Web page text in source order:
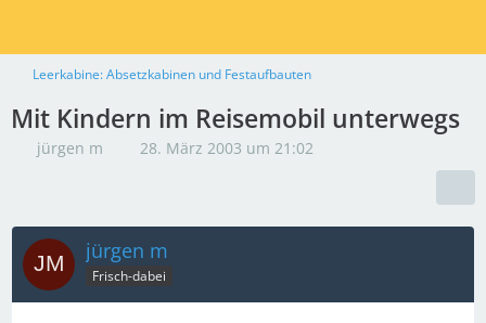
Leerkabine: Absetzkabinen und Festaufbauten
Mit Kindern im Reisemobil unterwegs
jürgen m 28. März 2003 um 21:02
jürgen m
Frisch-dabei